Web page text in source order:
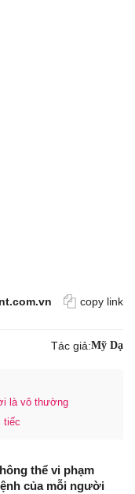
copy link
Tác giả:Mỹ Dạ
là vô thường
tiếc
thể vi phạm
của mỗi người